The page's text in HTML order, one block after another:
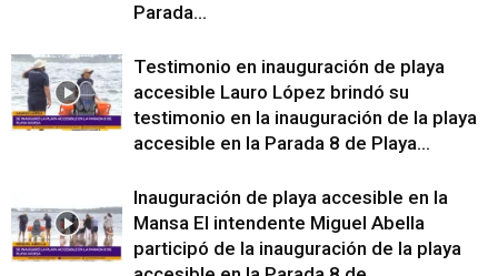
Parada...
Testimonio en inauguración de playa
accesible Lauro López brindó su
testimonio en la inauguración de la playa
accesible en la Parada 8 de Playa...
Inauguración de playa accesible en la
Mansa El intendente Miguel Abella
participó de la inauguración de la playa